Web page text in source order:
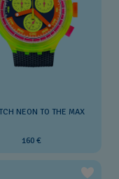
NEON TO THE MAX
160 €